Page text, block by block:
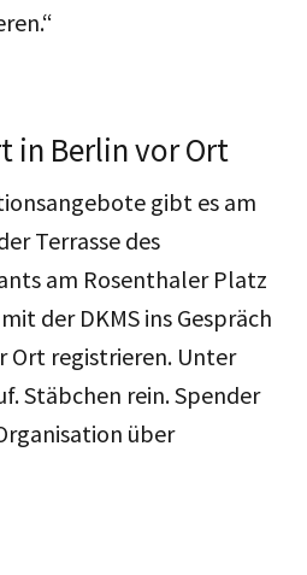
in Berlin vor Ort
gibt es am
Terrasse des
am Rosenthaler Platz
der DKMS ins Gespräch
Ort registrieren. Unter
Stäbchen rein. Spender
über